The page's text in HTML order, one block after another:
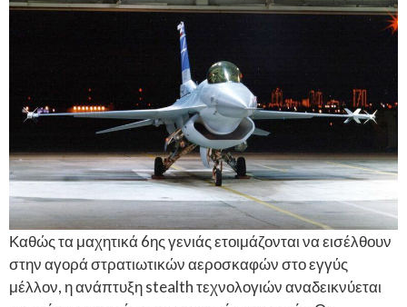
Καθώς τα μαχητικά 6ης γενιάς ετοιμάζονται να εισέλθουν
στην αγορά στρατιωτικών αεροσκαφών στο εγγύς
μέλλον, η ανάπτυξη stealth τεχνολογιών αναδεικνύεται